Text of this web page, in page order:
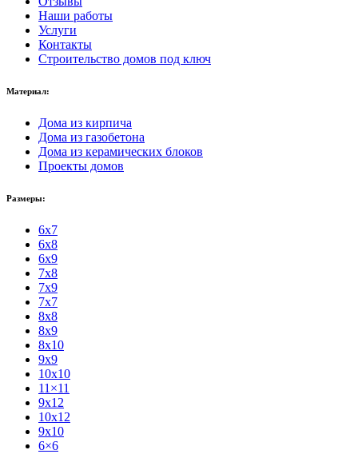
Наши работы
Услуги
Контакты
Строительство домов под ключ
Материал:
Дома из кирпича
Дома из газобетона
Дома из керамических блоков
Проекты домов
Размеры:
6x7
6x8
6x9
7x8
7x9
7x7
8x8
8x9
8x10
9x9
10x10
11×11
9x12
10x12
9x10
6×6